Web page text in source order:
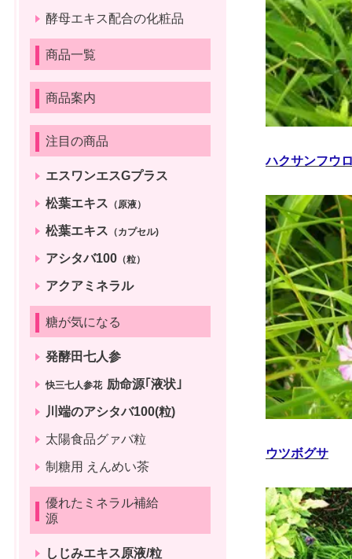
ハクサンフウ
ウツボグサ
酵母エキス配合の化粧品
商品一覧
商品案内
注目の商品
エスワンエスGプラス
松葉エキス （原液）
松葉エキス （カプセル)
アシタバ100 （粒）
アクアミネラル
糖が気になる
発酵田七人参
快三七人参花 励命源｢液状｣
川端のアシタバ100(粒)
太陽食品グァバ粒
制糖用 えんめい茶
優れたミネラル補給
源
しじみエキス原液/粒